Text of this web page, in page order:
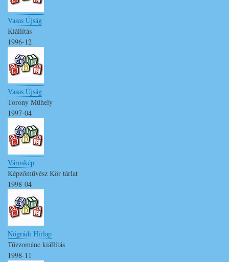
Vasas Újság
Kiállítás
1996-12
Vasas Újság
Torony Műhely
1997-04
Városkép
Képzőművész Kör tárlat
1998-04
Nógrádi Hírlap
Tűzzománc kiállítás
1998-11